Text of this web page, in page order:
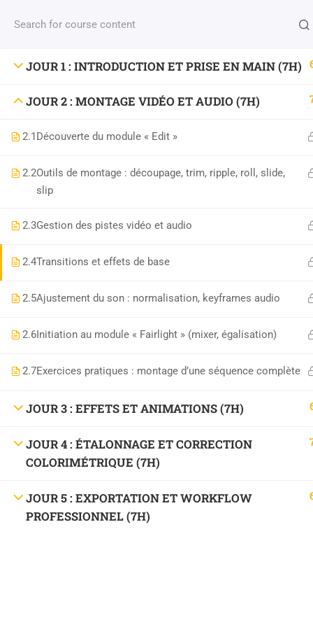
JOUR 1 : INTRODUCTION ET PRISE EN MAIN (7H)
JOUR 2 : MONTAGE VIDÉO ET AUDIO (7H)
2.1Découverte du module « Edit »
2.2Outils de montage : découpage, trim, ripple, roll, slide,
slip
2.3Gestion des pistes vidéo et audio
2.4Transitions et effets de base
2.5Ajustement du son : normalisation, keyframes audio
2.6Initiation au module « Fairlight » (mixer, égalisation)
2.7Exercices pratiques : montage d’une séquence complète
JOUR 3 : EFFETS ET ANIMATIONS (7H)
JOUR 4 : ÉTALONNAGE ET CORRECTION
COLORIMÉTRIQUE (7H)
JOUR 5 : EXPORTATION ET WORKFLOW
PROFESSIONNEL (7H)
niconix.design@classe-fusion.com
Numéro SIRET :810428292 00025